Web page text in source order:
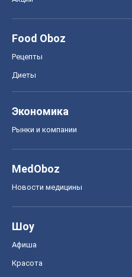
Food Oboz
Рецепты
Диеты
Экономика
Рынки и компании
MedOboz
Новости медицины
Шоу
Афиша
Красота